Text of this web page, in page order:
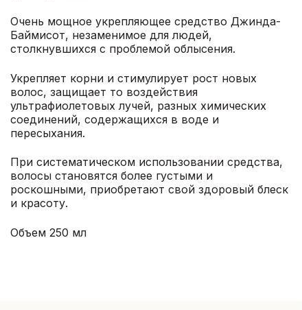
Очень мощное укрепляющее средство Джинда-
Баймисот, незаменимое для людей,
столкнувшихся с проблемой облысения.
Укрепляет корни и стимулирует рост новых
волос, защищает то воздействия
ультрафиолетовых лучей, разных химических
соединений, содержащихся в воде и
пересыхания.
При систематическом использовании средства,
волосы становятся более густыми и
роскошными, приобретают свой здоровый блеск
и красоту.
Объем 250 мл